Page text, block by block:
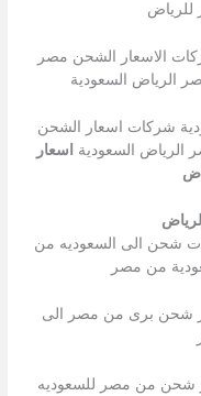
الاسعار الشحن مصر
الرياض السعودية
شركات اسعار الشحن
الرياض السعودية
اسعار
شحن الى السعوديه من
من مصر
شحن برى من مصر الى
شحن من مصر للسعوديه